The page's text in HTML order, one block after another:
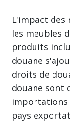
L'impact des
les meubles
produits
douane
droits de
douane sont
importations
pays